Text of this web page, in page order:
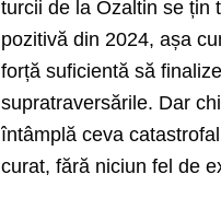
turcii de la Ozaltin se țin
pozitivă din 2024, așa
forță suficientă să
supratraversările. Dar
întâmplă ceva
curat, fără niciun fel de